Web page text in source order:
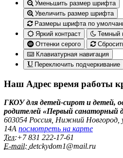
Уменьшить размер шрифта
Увеличить размер шрифта
Размеры шрифта по
Яркий контраст
Темный
Оттенки серого
Клавиатурная навигация
Переключить подчеркивание
Наш Адрес время работы
ГКОУ для детей-сирот и детей,
родителей «Первый санаторный
603054 Россия, Нижний Новгород,
14А посмотреть на карте
Тел:+7 831 222‑17-61
E-mail: detckydom1@mail.ru